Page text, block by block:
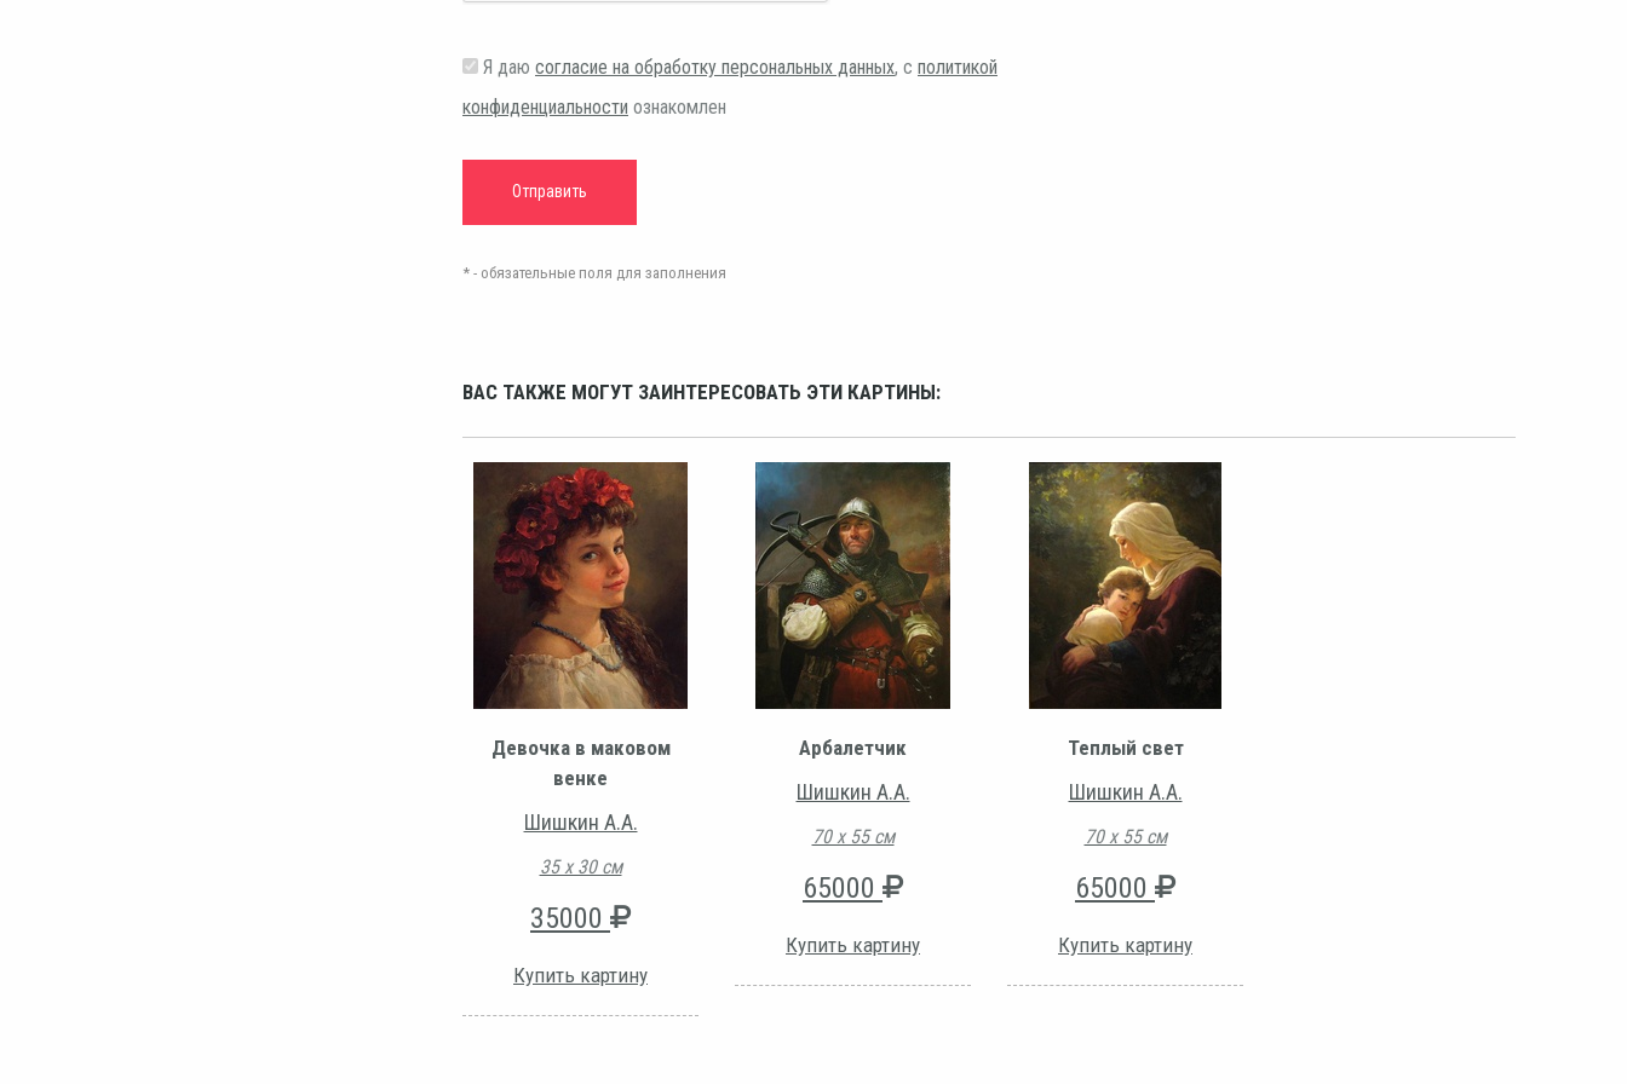
Я даю согласие на обработку персональных данных, с политикой
конфиденциальности ознакомлен
* - обязательные поля для заполнения
ВАС ТАКЖЕ МОГУТ ЗАИНТЕРЕСОВАТЬ ЭТИ КАРТИНЫ:
Девочка в маковом
венке
Шишкин А.А.
35 х 30 см
35000
Купить картину
Арбалетчик
Шишкин А.А.
70 х 55 см
65000
Купить картину
Теплый свет
Шишкин А.А.
70 х 55 см
65000
Купить картину